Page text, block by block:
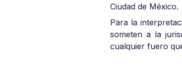
Ciudad de México.
Para la
someten a la
cualquier fuero